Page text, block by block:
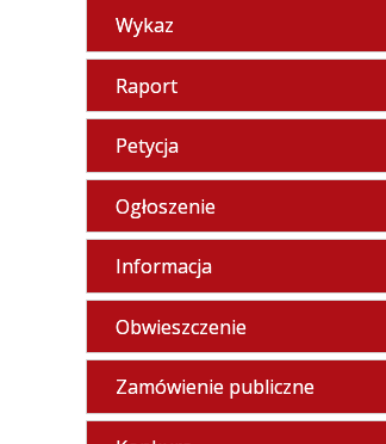
Wykaz
Raport
Petycja
Ogłoszenie
Informacja
Obwieszczenie
Zamówienie publiczne